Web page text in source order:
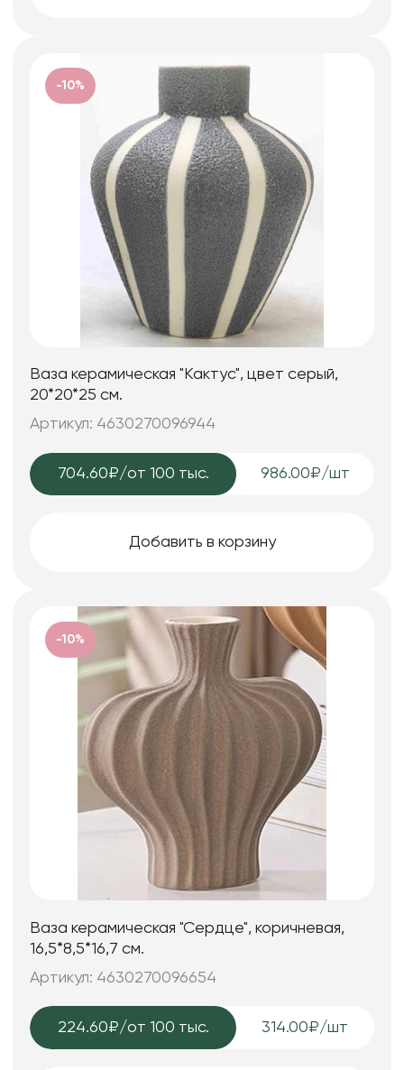
-10%
Ваза керамическая "Кактус", цвет серый,
20*20*25 см.
Артикул: 4630270096944
704.60₽/от 100 тыс. 986.00₽/шт
Добавить в корзину
-10%
Ваза керамическая "Сердце", коричневая,
16,5*8,5*16,7 см.
Артикул: 4630270096654
224.60₽/от 100 тыс. 314.00₽/шт